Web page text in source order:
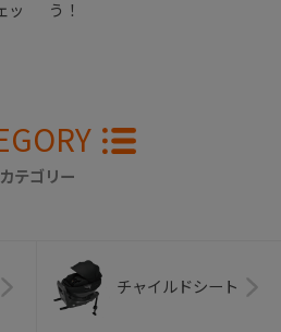
ッ
う！
カテゴリー
チャイルドシート